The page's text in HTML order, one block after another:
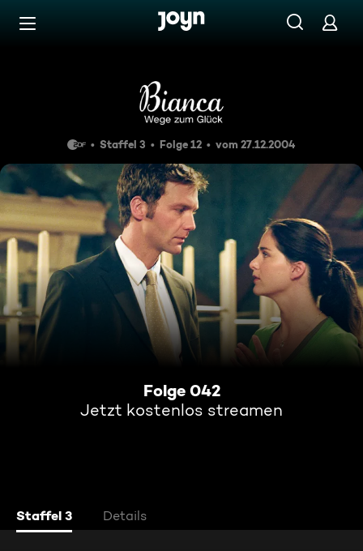
Zum Inhalt springen
Staffel 3 Folge 12 vom 27.12.2004
Folge 042
Jetzt kostenlos streamen
Staffel 3 Details